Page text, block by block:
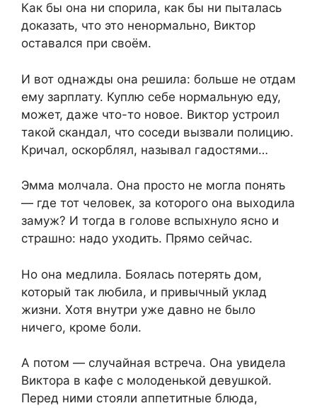
Как бы она ни спорила, как бы ни пыталась
доказать, что это ненормально, Виктор
оставался при своём.
И вот однажды она решила: больше не отдам
ему зарплату. Куплю себе нормальную еду,
может, даже что-то новое. Виктор устроил
такой скандал, что соседи вызвали полицию.
Кричал, оскорблял, называл гадостями…
Эмма молчала. Она просто не могла понять
— где тот человек, за которого она выходила
замуж? И тогда в голове вспыхнуло ясно и
страшно: надо уходить. Прямо сейчас.
Но она медлила. Боялась потерять дом,
который так любила, и привычный уклад
жизни. Хотя внутри уже давно не было
ничего, кроме боли.
А потом — случайная встреча. Она увидела
Виктора в кафе с молоденькой девушкой.
Перед ними стояли аппетитные блюда,